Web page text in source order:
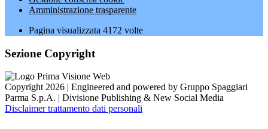
Amministrazione trasparente
Pagina visualizzata 4172 volte
Sezione Copyright
Copyright 2026 | Engineered and powered by Gruppo Spaggiari
Parma S.p.A. | Divisione Publishing & New Social Media
Disclaimer trattamento dati personali